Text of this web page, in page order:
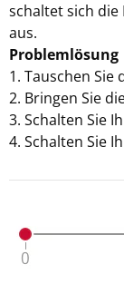
schaltet sich die
aus.
Problemlösung
1. Tauschen Sie
2. Bringen Sie
3. Schalten Sie
4. Schalten Sie